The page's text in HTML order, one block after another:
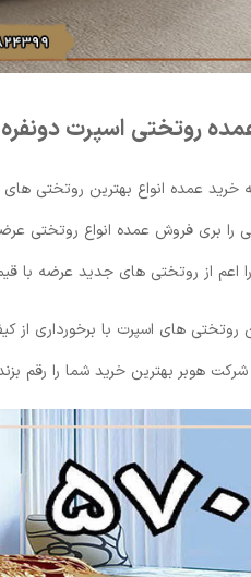
روتختی اسپرت
خرید عمده انواع بهترین روتختی
را بری فروش عمده انواع روتختی
اعم از روتختی های جدید عرضه با
روتختی های اسپرت با برخورداری
هوبر بهترین خرید شما را رقم